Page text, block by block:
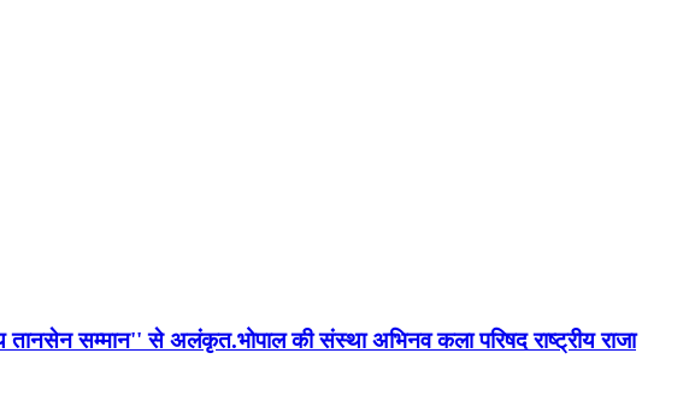
तानसेन सम्मान'' से अलंकृत.भोपाल की संस्था अभिनव कला परिषद राष्ट्रीय राजा